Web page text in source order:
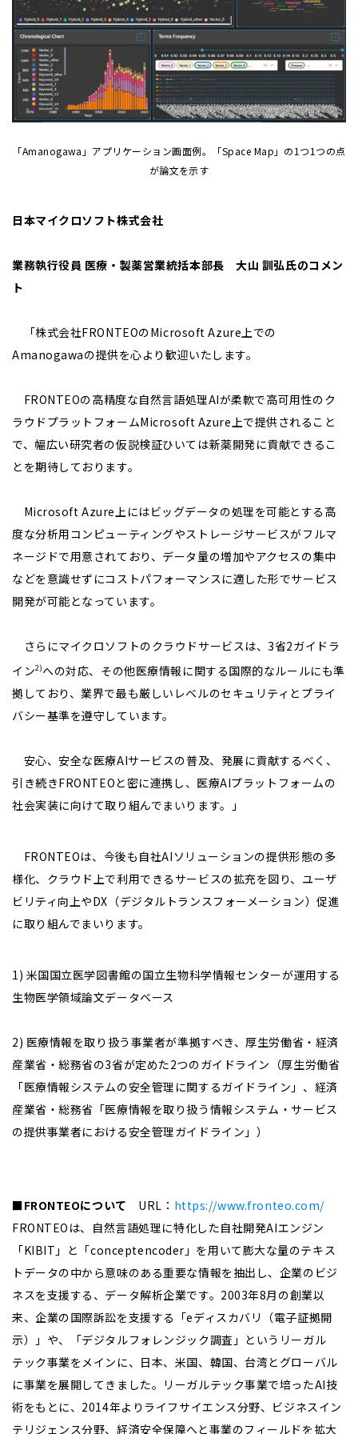
「Amanogawa」アプリケーション画面例。「Space Map」の1つ1つの点
が論文を示す
日本マイクロソフト株式会社
業務執行役員 医療・製薬営業統括本部長 大山 訓弘氏のコメン
ト
「株式会社FRONTEOのMicrosoft Azure上での
Amanogawaの提供を心より歓迎いたします。
FRONTEOの高精度な自然言語処理AIが柔軟で高可用性のク
ラウドプラットフォームMicrosoft Azure上で提供されること
で、幅広い研究者の仮説検証ひいては新薬開発に貢献できるこ
とを期待しております。
Microsoft Azure上にはビッグデータの処理を可能とする高
度な分析用コンピューティングやストレージサービスがフルマ
ネージドで用意されており、データ量の増加やアクセスの集中
などを意識せずにコストパフォーマンスに適した形でサービス
開発が可能となっています。
さらにマイクロソフトのクラウドサービスは、3省2ガイドラ
イン2)への対応、その他医療情報に関する国際的なルールにも準
拠しており、業界で最も厳しいレベルのセキュリティとプライ
バシー基準を遵守しています。
安心、安全な医療AIサービスの普及、発展に貢献するべく、
引き続きFRONTEOと密に連携し、医療AIプラットフォームの
社会実装に向けて取り組んでまいります。」
FRONTEOは、今後も自社AIソリューションの提供形態の多
様化、クラウド上で利用できるサービスの拡充を図り、ユーザ
ビリティ向上やDX（デジタルトランスフォーメーション）促進
に取り組んでまいります。
1) 米国国立医学図書館の国立生物科学情報センターが運用する
生物医学領域論文データベース
2) 医療情報を取り扱う事業者が準拠すべき、厚生労働省・経済
産業省・総務省の3省が定めた2つのガイドライン（厚生労働省
「医療情報システムの安全管理に関するガイドライン」、経済
産業省・総務省「医療情報を取り扱う情報システム・サービス
の提供事業者における安全管理ガイドライン」）
■FRONTEOについて URL： https://www.fronteo.com/
FRONTEOは、自然言語処理に特化した自社開発AIエンジン
「KIBIT」と「conceptencoder」を用いて膨大な量のテキス
トデータの中から意味のある重要な情報を抽出し、企業のビジ
ネスを支援する、データ解析企業です。2003年8月の創業以
来、企業の国際訴訟を支援する「eディスカバリ（電子証拠開
示）」や、「デジタルフォレンジック調査」というリーガル
テック事業をメインに、日本、米国、韓国、台湾とグローバル
に事業を展開してきました。リーガルテック事業で培ったAI技
術をもとに、2014年よりライフサイエンス分野、ビジネスイン
テリジェンス分野、経済安全保障へと事業のフィールドを拡大